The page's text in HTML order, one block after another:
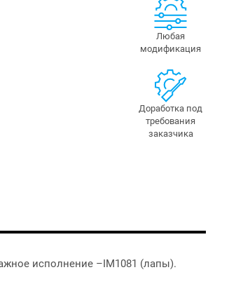
Любая
модификация
Доработка под
требования
заказчика
исполнение –IM1081 (лапы).